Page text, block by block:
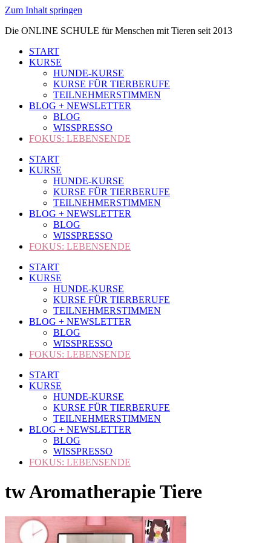
Zum Inhalt springen
Die ONLINE SCHULE für Menschen mit Tieren seit 2013
START
KURSE
HUNDE-KURSE
KURSE FÜR TIERBERUFE
TEILNEHMERSTIMMEN
BLOG + NEWSLETTER
BLOG
WISSPRESSO
FOKUS: LEBENSENDE
START
KURSE
HUNDE-KURSE
KURSE FÜR TIERBERUFE
TEILNEHMERSTIMMEN
BLOG + NEWSLETTER
BLOG
WISSPRESSO
FOKUS: LEBENSENDE
START
KURSE
HUNDE-KURSE
KURSE FÜR TIERBERUFE
TEILNEHMERSTIMMEN
BLOG + NEWSLETTER
BLOG
WISSPRESSO
FOKUS: LEBENSENDE
START
KURSE
HUNDE-KURSE
KURSE FÜR TIERBERUFE
TEILNEHMERSTIMMEN
BLOG + NEWSLETTER
BLOG
WISSPRESSO
FOKUS: LEBENSENDE
tw Aromatherapie Tiere